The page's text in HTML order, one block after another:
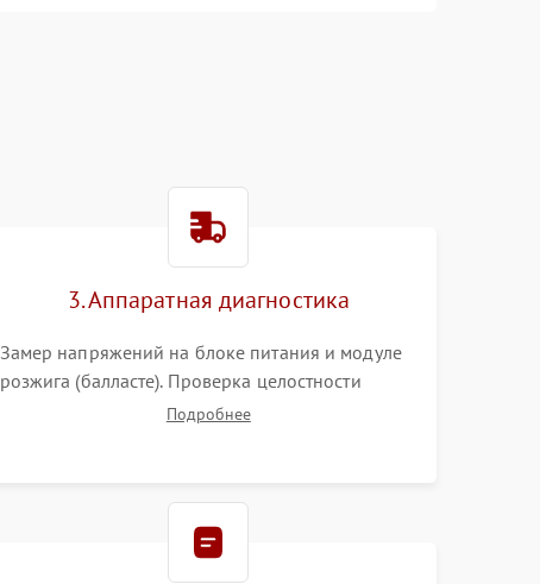
3500 ₽ Подробнее →
3. Аппаратная диагностика
Замер напряжений на блоке питания и модуле
розжига (балласте). Проверка целостности
цветового колеса (DLP) или поляризаторов (LCD).
Подробнее